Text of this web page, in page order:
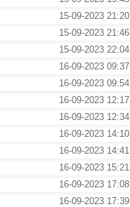
15-09-2023 21:20
15-09-2023 21:46
15-09-2023 22:04
16-09-2023 09:37
16-09-2023 09:54
16-09-2023 12:17
16-09-2023 12:34
16-09-2023 14:10
16-09-2023 14:41
16-09-2023 15:21
16-09-2023 17:08
16-09-2023 17:39